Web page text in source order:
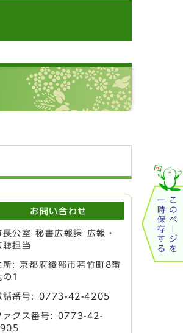
お問い合わせ
長公室 秘書広報課 広報・
聴担当
所: 京都府綾部市若竹町8番
の1
話番号: 0773-42-4205
ァクス番号: 0773-42-